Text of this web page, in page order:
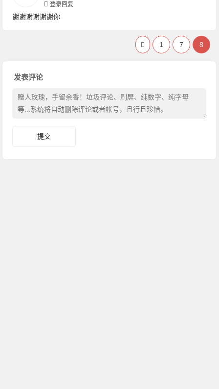
登录回复
谢谢谢谢谢谢你
1 7 8
发表评论